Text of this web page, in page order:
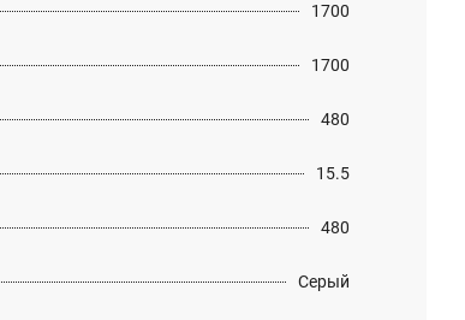
1700
1700
480
15.5
480
Серый